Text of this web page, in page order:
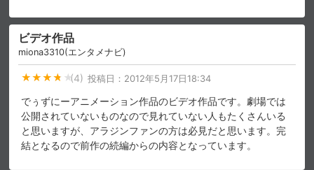
パスコード設定
視聴年齢制限の変更時にパスコード入力が
メルマガの配信停止、配信先のメールアド
定額見放題解約
定額見放題コンテンツの解約はこちらから
可能です。
ビデオ作品
miona3310(エンタメナビ)
(4) 投稿日： 2012年5月17日18:34
でぅずにーアニメーション作品のビデオ作品です。劇場では
公開されていないものなので見れていない人もたくさんいる
と思いますが、アラジンファンの方は必見だと思います。完
結となるので前作の続編からの内容となっています。